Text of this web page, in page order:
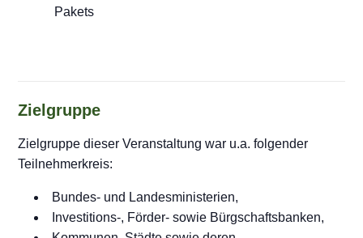
Pakets
Zielgruppe
Zielgruppe dieser Veranstaltung war u.a. folgender
Teilnehmerkreis:
Bundes- und Landesministerien,
Investitions-, Förder- sowie Bürgschaftsbanken,